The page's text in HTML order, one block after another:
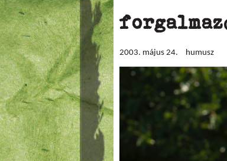
2003. május 24. humusz